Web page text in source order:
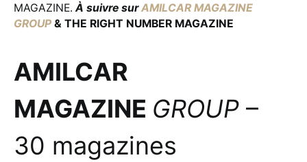
MAGAZINE.À suivre surAMILCAR MAGAZINE
GROUP & THE RIGHT NUMBER MAGAZINE
AMILCAR
MAGAZINE GROUP –
30 magazines